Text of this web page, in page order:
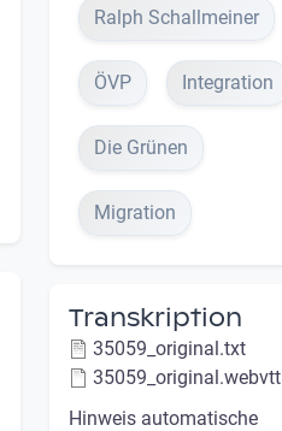
Ralph Schallmeiner
ÖVP Integration
Die Grünen
Migration
Transkription
35059_original.txt
35059_original.webvtt
Hinweis automatische